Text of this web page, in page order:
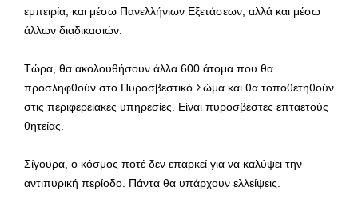
εμπειρία, και μέσω Πανελλήνιων Εξετάσεων, αλλά και μέσω
άλλων διαδικασιών.
Τώρα, θα ακολουθήσουν άλλα 600 άτομα που θα
προσληφθούν στο Πυροσβεστικό Σώμα και θα τοποθετηθούν
στις περιφερειακές υπηρεσίες. Είναι πυροσβέστες επταετούς
θητείας.
Σίγουρα, ο κόσμος ποτέ δεν επαρκεί για να καλύψει την
αντιπυρική περίοδο. Πάντα θα υπάρχουν ελλείψεις.